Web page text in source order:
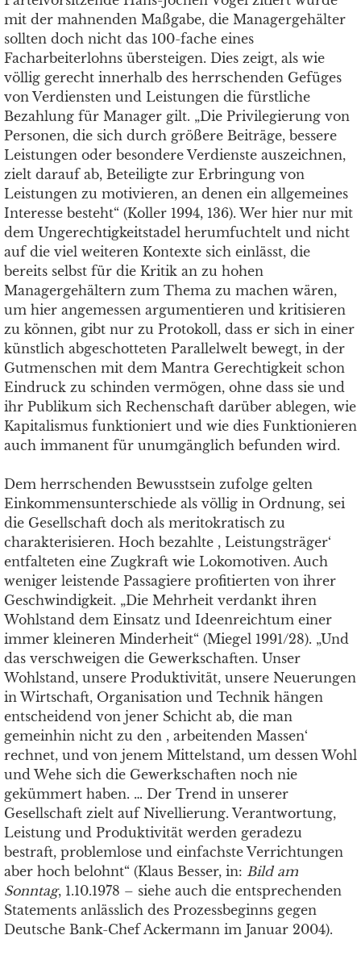
mit der mahnenden Maßgabe, die Managergehälter
sollten doch nicht das 100-fache eines
Facharbeiterlohns übersteigen. Dies zeigt, als wie
völlig gerecht innerhalb des herrschenden Gefüges
von Verdiensten und Leistungen die fürstliche
Bezahlung für Manager gilt. „Die Privilegierung von
Personen, die sich durch größere Beiträge, bessere
Leistungen oder besondere Verdienste auszeichnen,
zielt darauf ab, Beteiligte zur Erbringung von
Leistungen zu motivieren, an denen ein allgemeines
Interesse besteht“ (Koller 1994, 136). Wer hier nur mit
dem Ungerechtigkeitstadel herumfuchtelt und nicht
auf die viel weiteren Kontexte sich einlässt, die
bereits selbst für die Kritik an zu hohen
Managergehältern zum Thema zu machen wären,
um hier angemessen argumentieren und kritisieren
zu können, gibt nur zu Protokoll, dass er sich in einer
künstlich abgeschotteten Parallelwelt bewegt, in der
Gutmenschen mit dem Mantra Gerechtigkeit schon
Eindruck zu schinden vermögen, ohne dass sie und
ihr Publikum sich Rechenschaft darüber ablegen, wie
Kapitalismus funktioniert und wie dies Funktionieren
auch immanent für unumgänglich befunden wird.
Dem herrschenden Bewusstsein zufolge gelten
Einkommensunterschiede als völlig in Ordnung, sei
die Gesellschaft doch als meritokratisch zu
charakterisieren. Hoch bezahlte , Leistungsträger‘
entfalteten eine Zugkraft wie Lokomotiven. Auch
weniger leistende Passagiere profitierten von ihrer
Geschwindigkeit. „Die Mehrheit verdankt ihren
Wohlstand dem Einsatz und Ideenreichtum einer
immer kleineren Minderheit“ (Miegel 1991/28). „Und
das verschweigen die Gewerkschaften. Unser
Wohlstand, unsere Produktivität, unsere Neuerungen
in Wirtschaft, Organisation und Technik hängen
entscheidend von jener Schicht ab, die man
gemeinhin nicht zu den , arbeitenden Massen‘
rechnet, und von jenem Mittelstand, um dessen Wohl
und Wehe sich die Gewerkschaften noch nie
gekümmert haben. … Der Trend in unserer
Gesellschaft zielt auf Nivellierung. Verantwortung,
Leistung und Produktivität werden geradezu
bestraft, problemlose und einfachste Verrichtungen
aber hoch belohnt“ (Klaus Besser, in: Bild am
Sonntag, 1.10.1978 – siehe auch die entsprechenden
Statements anlässlich des Prozessbeginns gegen
Deutsche Bank-Chef Ackermann im Januar 2004).